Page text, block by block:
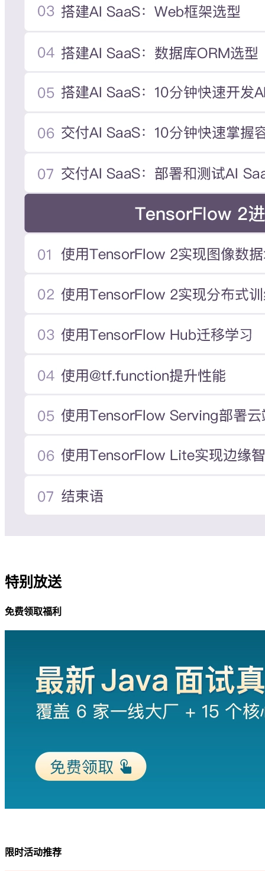
特别放送
免费领取福利
限时活动推荐